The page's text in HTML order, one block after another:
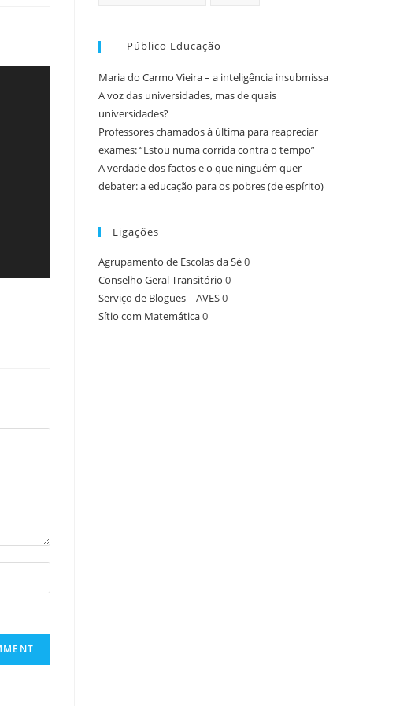
Público Educação
Maria do Carmo Vieira – a inteligência insubmissa
A voz das universidades, mas de quais
universidades?
Professores chamados à última para reapreciar
exames: “Estou numa corrida contra o tempo”
A verdade dos factos e o que ninguém quer
debater: a educação para os pobres (de espírito)
Ligações
Agrupamento de Escolas da Sé0
Conselho Geral Transitório 0
Serviço de Blogues – AVES0
Sítio com Matemática0